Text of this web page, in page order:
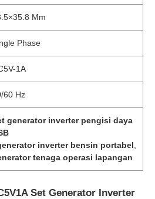
Mm
Phase
1A
60 Hz
generator inverter pengisi daya
inverter bensin portabel
tenaga operasi lapangan
Set Generator Inverter